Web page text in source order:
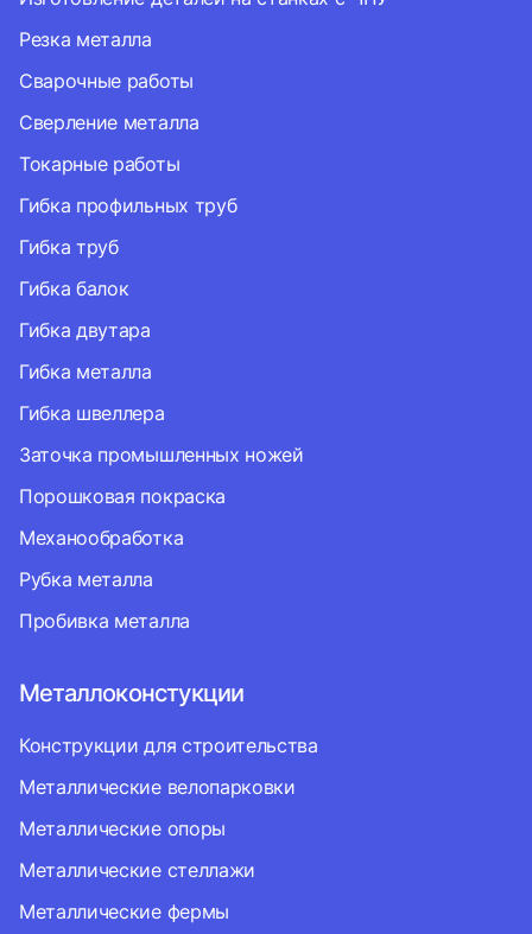
Резка металла
Сварочные работы
Сверление металла
Токарные работы
Гибка профильных труб
Гибка труб
Гибка балок
Гибка двутара
Гибка металла
Гибка швеллера
Заточка промышленных ножей
Порошковая покраска
Механообработка
Рубка металла
Пробивка металла
Металлоконстукции
Конструкции для строительства
Металлические велопарковки
Металлические опоры
Металлические стеллажи
Металлические фермы